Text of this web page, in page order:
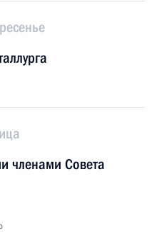
членами Совета